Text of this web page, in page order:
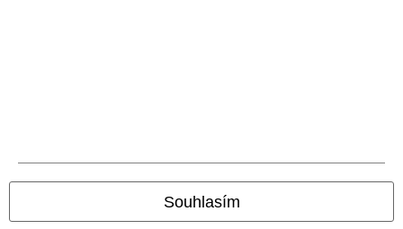
Souhlasím